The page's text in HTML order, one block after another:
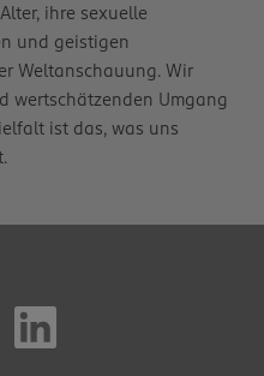
ihre sexuelle
und geistigen
Weltanschauung. Wir
wertschätzenden Umgang
ist das, was uns